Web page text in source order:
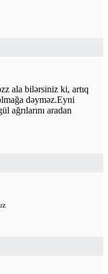
ala bilərsiniz ki, artıq
dəyməz.Eyni
ağrılarını aradan